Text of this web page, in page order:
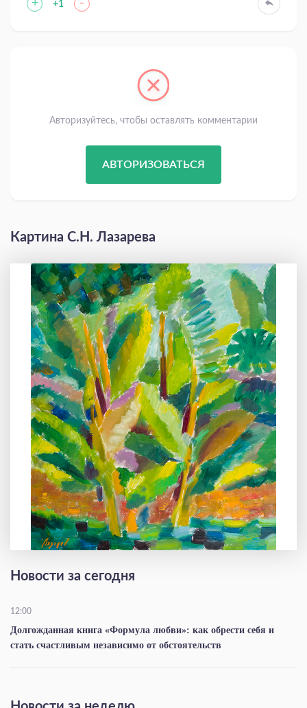
+ +1 -
Авторизуйтесь, чтобы оставлять комментарии
АВТОРИЗОВАТЬСЯ
Картина С.Н. Лазарева
Новости за сегодня
12:00
Долгожданная книга «Формула любви»: как обрести себя и
стать счастливым независимо от обстоятельств